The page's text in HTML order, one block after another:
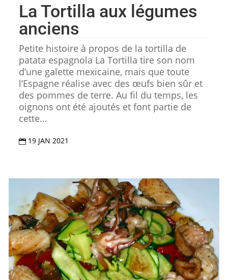
La Tortilla aux légumes
anciens
Petite histoire à propos de la tortilla de
patata espagnola La Tortilla tire son nom
d’une galette mexicaine, mais que toute
l’Espagne réalise avec des œufs bien sûr et
des pommes de terre. Au fil du temps, les
oignons ont été ajoutés et font partie de
cette…
 19 JAN 2021